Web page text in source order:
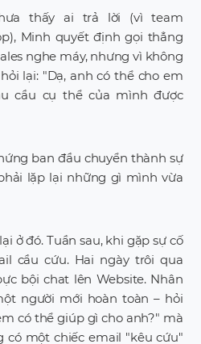
thấy ai trả lời (vì team
Minh quyết định gọi thẳng
nghe máy, nhưng vì không
lại: "Dạ, anh có thể cho em
cầu cụ thể của mình được
ban đầu chuyển thành sự
lặp lại những gì mình vừa
ở đó. Tuần sau, khi gặp sự cố
cầu cứu. Hai ngày trôi qua
bội chat lên Website. Nhân
người mới hoàn toàn – hỏi
có thể giúp gì cho anh?" mà
có một chiếc email "kêu cứu"